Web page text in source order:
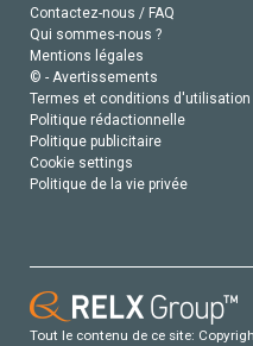
Contactez-nous / FAQ
Qui sommes-nous ?
Mentions légales
© - Avertissements
Termes et conditions d'utilisation
Politique rédactionnelle
Politique publicitaire
Cookie settings
Politique de la vie privée
Tout le contenu de ce site: